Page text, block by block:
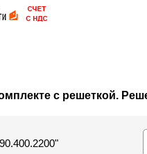
с решеткой.